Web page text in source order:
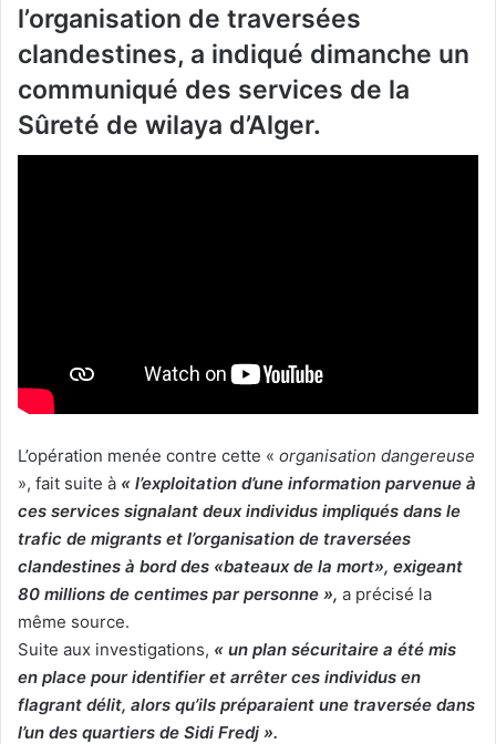
l’organisation de traversées
clandestines, a indiqué dimanche un
communiqué des services de la
Sûreté de wilaya d’Alger.
L’opération menée contre cette « organisation dangereuse
», fait suite à « l’exploitation d’une information parvenue à
ces services signalant deux individus impliqués dans le
trafic de migrants et l’organisation de traversées
clandestines à bord des «bateaux de la mort», exigeant
80 millions de centimes par personne », a précisé la
même source.
Suite aux investigations, « un plan sécuritaire a été mis
en place pour identifier et arrêter ces individus en
flagrant délit, alors qu’ils préparaient une traversée dans
l’un des quartiers de Sidi Fredj ».